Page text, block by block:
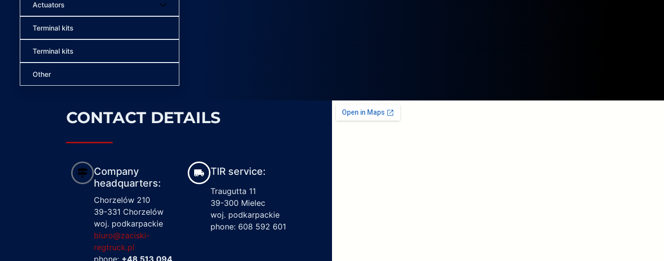
Actuators
Terminal kits
Terminal kits
Other
CONTACT DETAILS
Company
headquarters:
Chorzelów 210
39-331 Chorzelów
woj. podkarpackie
biuro@zaciski-
regtruck.pl
TIR service:
Traugutta 11
39-300 Mielec
woj. podkarpackie
phone: 608 592 601